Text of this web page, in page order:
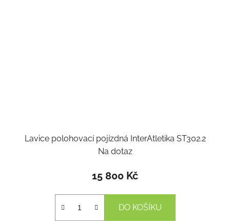
Lavice polohovací pojízdná InterAtletika ST302.2
Na dotaz
15 800 Kč
DO KOŠÍKU